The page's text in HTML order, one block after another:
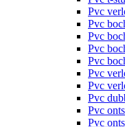
Pvc
Pvc
Pvc
Pvc
Pvc
Pvc
Pvc
Pvc
Pvc
Pvc